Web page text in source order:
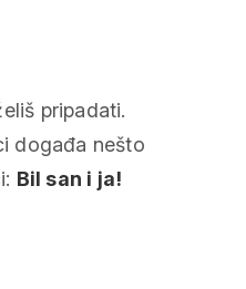
pripadati.
događa nešto
Bil san i ja!